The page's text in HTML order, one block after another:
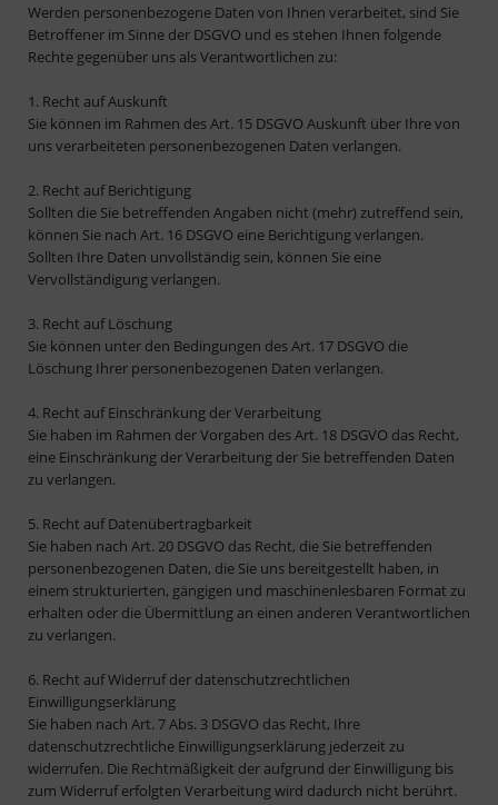
Werden personenbezogene Daten von Ihnen verarbeitet, sind Sie
Betroffener im Sinne der DSGVO und es stehen Ihnen folgende
Rechte gegenüber uns als Verantwortlichen zu:
1. Recht auf Auskunft
Sie können im Rahmen des Art. 15 DSGVO Auskunft über Ihre von
uns verarbeiteten personenbezogenen Daten verlangen.
2. Recht auf Berichtigung
Sollten die Sie betreffenden Angaben nicht (mehr) zutreffend sein,
können Sie nach Art. 16 DSGVO eine Berichtigung verlangen.
Sollten Ihre Daten unvollständig sein, können Sie eine
Vervollständigung verlangen.
3. Recht auf Löschung
Sie können unter den Bedingungen des Art. 17 DSGVO die
Löschung Ihrer personenbezogenen Daten verlangen.
4. Recht auf Einschränkung der Verarbeitung
Sie haben im Rahmen der Vorgaben des Art. 18 DSGVO das Recht,
eine Einschränkung der Verarbeitung der Sie betreffenden Daten
zu verlangen.
5. Recht auf Datenübertragbarkeit
Sie haben nach Art. 20 DSGVO das Recht, die Sie betreffenden
personenbezogenen Daten, die Sie uns bereitgestellt haben, in
einem strukturierten, gängigen und maschinenlesbaren Format zu
erhalten oder die Übermittlung an einen anderen Verantwortlichen
zu verlangen.
6. Recht auf Widerruf der datenschutzrechtlichen
Einwilligungserklärung
Sie haben nach Art. 7 Abs. 3 DSGVO das Recht, Ihre
datenschutzrechtliche Einwilligungserklärung jederzeit zu
widerrufen. Die Rechtmäßigkeit der aufgrund der Einwilligung bis
zum Widerruf erfolgten Verarbeitung wird dadurch nicht berührt.